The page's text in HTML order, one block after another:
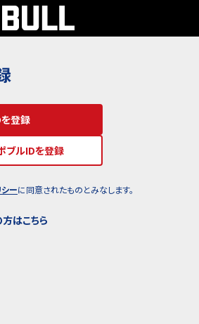
登録
ブルIDを登録
ーに同意されたものとみなします。
はこちら